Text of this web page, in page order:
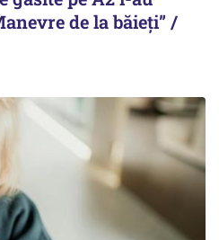
de la băieți” /